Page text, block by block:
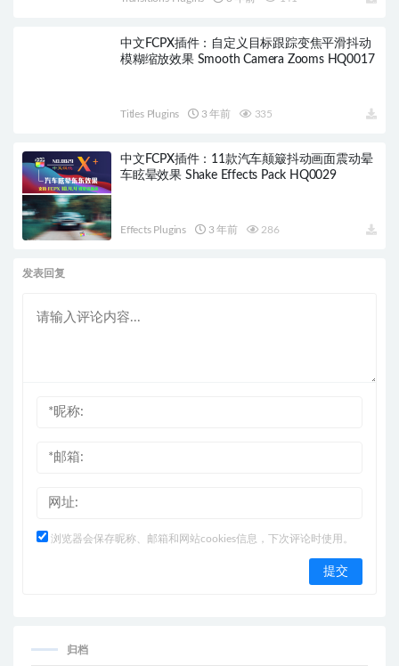
中文FCPX插件：自定义目标跟踪变焦平滑抖动
模糊缩放效果 Smooth Camera Zooms HQ0017
Titles Plugins 3 年前 335
中文FCPX插件：11款汽车颠簸抖动画面震动晕
车眩晕效果 Shake Effects Pack HQ0029
Effects Plugins 3 年前 286
发表回复
浏览器会保存昵称、邮箱和网站cookies信息，下次评论时使用。
归档